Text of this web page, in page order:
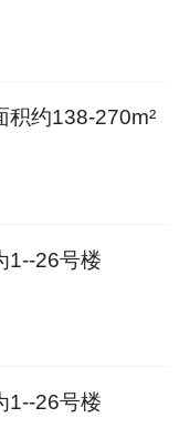
积约138-270m²
1--26号楼
1--26号楼